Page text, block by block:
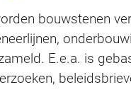
bouwstenen
E.e.a. is